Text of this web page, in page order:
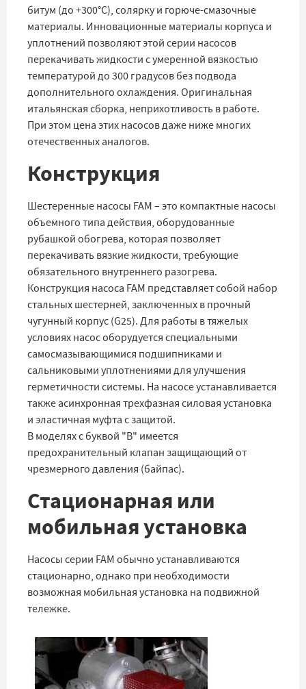
битум (до +300°C), солярку и горюче-смазочные
материалы. Инновационные материалы корпуса и
уплотнений позволяют этой серии насосов
перекачивать жидкости с умеренной вязкостью
температурой до 300 градусов без подвода
дополнительного охлаждения. Оригинальная
итальянская сборка, неприхотливость в работе.
При этом цена этих насосов даже ниже многих
отечественных аналогов.
Конструкция
Шестеренные насосы FAМ – это компактные насосы
объемного типа действия, оборудованные
рубашкой обогрева, которая позволяет
перекачивать вязкие жидкости, требующие
обязательного внутреннего разогрева.
Конструкция насоса FAM представляет собой набор
стальных шестерней, заключенных в прочный
чугунный корпус (G25). Для работы в тяжелых
условиях насос оборудуется специальными
самосмазывающимися подшипниками и
сальниковыми уплотнениями для улучшения
герметичности системы. На насосе устанавливается
также асинхронная трехфазная силовая установка
и эластичная муфта с защитой.
В моделях с буквой "В" имеется
предохранительный клапан защищающий от
чрезмерного давления (байпас).
Стационарная или
мобильная установка
Насосы серии FAM обычно устанавливаются
стационарно, однако при необходимости
возможная мобильная установка на подвижной
тележке.